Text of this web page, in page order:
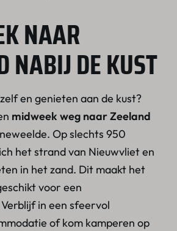
NAAR
NABIJ DE KUST
en genieten aan de kust?
midweek weg naar Zeeland
Op slechts 950
het strand van Nieuwvliet en
in het zand. Dit maakt het
voor een
Verblijf in een sfeervol
of kom kamperen op